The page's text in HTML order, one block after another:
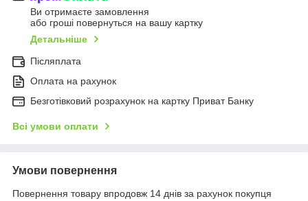
Ви отримаєте замовлення
або гроші повернуться на вашу картку
Детальніше
Післяплата
Оплата на рахунок
Безготівковий розрахунок на картку Приват Банку
Всі умови оплати
Умови повернення
Повернення товару впродовж 14 днів за рахунок покупця